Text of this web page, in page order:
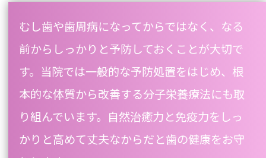
むし歯や歯周病になってからではなく、なる
前からしっかりと予防しておくことが大切で
す。当院では一般的な予防処置をはじめ、根
本的な体質から改善する分子栄養療法にも取
り組んでいます。自然治癒力と免疫力をしっ
かりと高めて丈夫なからだと歯の健康をお守